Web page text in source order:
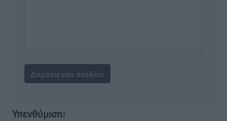
Υπενθύμιση: